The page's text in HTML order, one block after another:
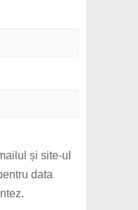
și site-ul
data